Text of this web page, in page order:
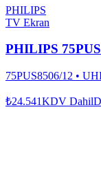
PHILIPS
TV Ekran
PHILIPS
75PUS8506/12 •
₺24.541KDV Dahil